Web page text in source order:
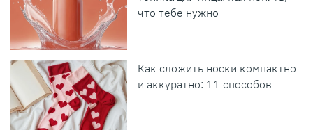
что тебе нужно
Как сложить носки компактно
и аккуратно: 11 способов